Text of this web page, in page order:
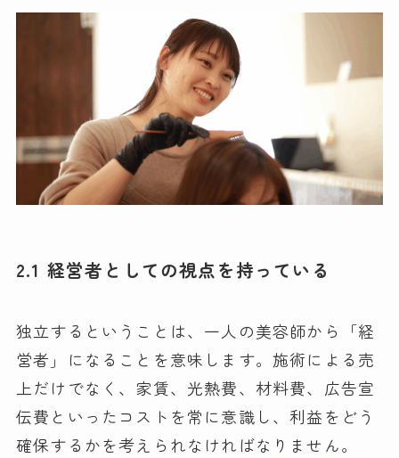
2.1 経営者としての視点を持っている
独立するということは、一人の美容師から「経
営者」になることを意味します。施術による売
上だけでなく、家賃、光熱費、材料費、広告宣
伝費といったコストを常に意識し、利益をどう
確保するかを考えられなければなりません。